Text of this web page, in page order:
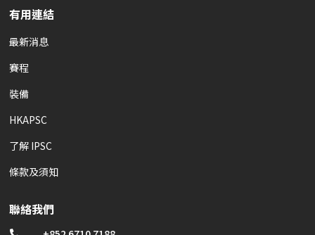
有用連結
最新消息
賽程
裝備
HKAPSC
了解 IPSC
條款及須知
聯絡我們